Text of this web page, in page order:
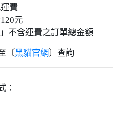
費
元
不含運費之訂單總金額
〔黑貓官網 〕查詢
：